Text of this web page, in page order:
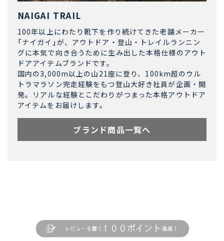
NAIGAI TRAIL
100年以上にわたり靴下を作り続けてきた老舗メーカー
「ナイガイ」が、アウトドア・登山・トレイルランニン
グに本気で向き合うために生み出した本格仕様のアウト
ドアアイテムブランドです。
国内の3,000m以上の山21座に登り、100km超のウル
トラマラソン完走経験をもつ登山大好き社員が企画・開
発。リアルな経験とこだわりがつまった本格アウトドア
アイテムをお届けします。
ブランド商品一覧へ